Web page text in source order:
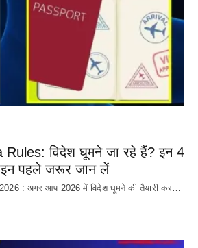
विदेश घूमने जा रहे हैं? इन 4
पहले जरूर जान लें
: अगर आप 2026 में विदेश घूमने की तैयारी कर…